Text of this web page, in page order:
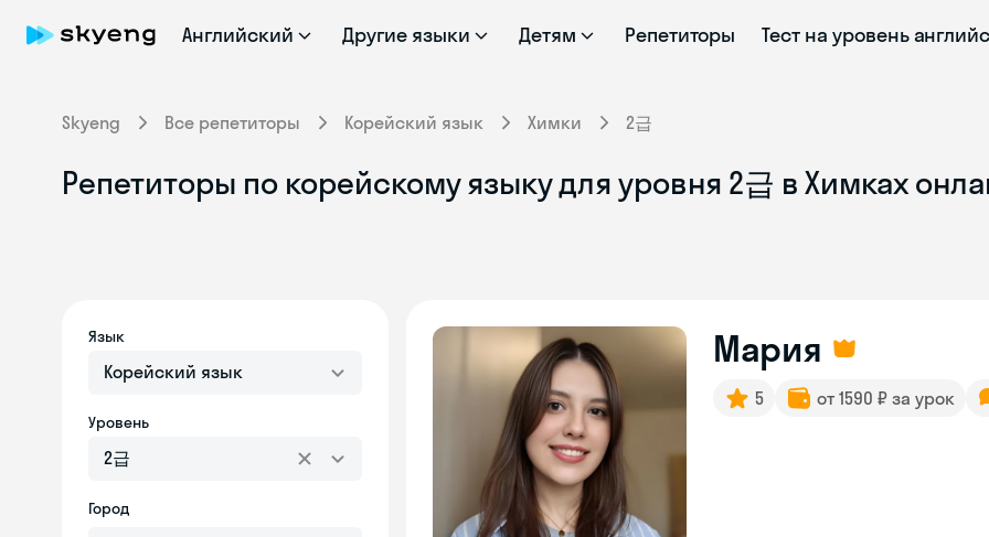
Английский Другие языки Детям Репетиторы Тест на уровень
Skyeng Все репетиторы Корейский язык Химки 2급
Репетиторы по корейскому языку для уровня 2급 в Химках
Язык
Корейский язык
Уровень
2급
Город
Мария
5 от 1590 ₽ за урок